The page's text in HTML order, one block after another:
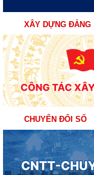
XÂY DỰNG ĐẢNG
CHUYỂN ĐỔI SỐ